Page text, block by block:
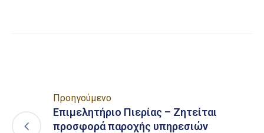
Προηγούμενο
Επιμελητήριο Πιερίας – Ζητείται
προσφορά παροχής υπηρεσιών